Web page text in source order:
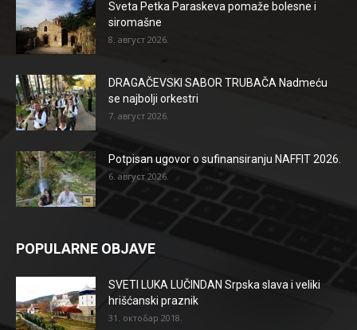
Sveta Petka Paraskeva pomaže bolesne i
siromašne
8. август 2026.
DRAGAČEVSKI SABOR TRUBAČA Nadmeću
se najbolji orkestri
7. август 2026.
Potpisan ugovor o sufinansiranju NAFFIT 2026.
6. август 2026.
POPULARNE OBJAVE
SVETI LUKA LUČINDAN Srpska slava i veliki
hrišćanski praznik
31. октобар 2018.